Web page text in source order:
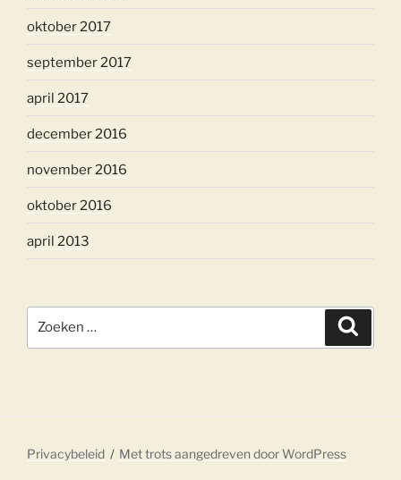
oktober 2017
september 2017
april 2017
december 2016
november 2016
oktober 2016
april 2013
naar:
Privacybeleid Met trots aangedreven door WordPress